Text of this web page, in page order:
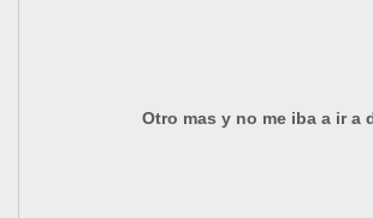
Otro mas y no me iba a ir